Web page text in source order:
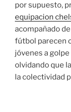
por supuesto,
equipacion
acompañado
fútbol parecen
jóvenes a
olvidando que
la colectividad